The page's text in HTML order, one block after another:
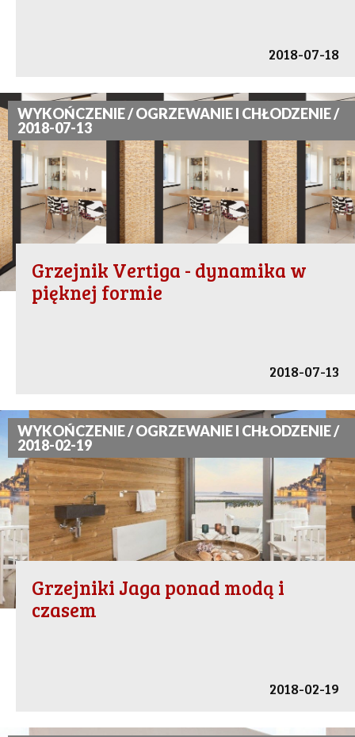
2018-07-18
WYKOŃCZENIE / OGRZEWANIE I CHŁODZENIE /
2018-07-13
Grzejnik Vertiga - dynamika w
pięknej formie
2018-07-13
WYKOŃCZENIE / OGRZEWANIE I CHŁODZENIE /
2018-02-19
Grzejniki Jaga ponad modą i
czasem
2018-02-19